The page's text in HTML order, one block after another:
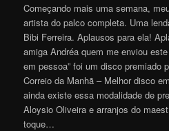
Começando mais uma semana,
artista do palco completa. Uma
Bibi Ferreira. Aplausos para ela!
amiga Andréa quem me enviou
em pessoa” foi um disco premiado
Correio da Manhã – Melhor disco
ainda existe essa modalidade de
Aloysio Oliveira e arranjos do
toque…